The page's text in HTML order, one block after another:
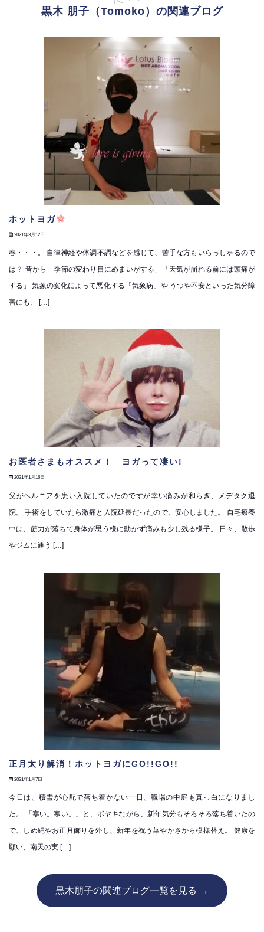
黒木 朋子（Tomoko）の関連ブログ
ホットヨガ
2021年3月12日
春・・・。 自律神経や体調不調などを感じて、苦手な方もいらっしゃるので
は？ 昔から「季節の変わり目にめまいがする」「天気が崩れる前には頭痛が
する」 気象の変化によって悪化する「気象病」や うつや不安といった気分障
害にも、 […]
お医者さまもオススメ！ ヨガって凄い!
2021年1月16日
父がヘルニアを患い入院していたのですが幸い痛みが和らぎ、メデタク退
院。 手術をしていたら激痛と入院延長だったので、安心しました。 自宅療養
中は、筋力が落ちて身体が思う様に動かず痛みも少し残る様子。 日々、散歩
やジムに通う […]
正月太り解消！ホットヨガにGO!!GO!!
2021年1月7日
今日は、積雪が心配で落ち着かない一日、職場の中庭も真っ白になりまし
た。 「寒い。寒い。」と、ボヤキながら、新年気分もそろそろ落ち着いたの
で、しめ縄やお正月飾りを外し、新年を祝う華やかさから模様替え。 健康を
願い、南天の実 […]
黒木朋子の関連ブログ一覧を見る →